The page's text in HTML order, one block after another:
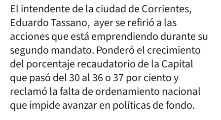
El intendente de la ciudad de Corrientes,
Eduardo Tassano, ayer se refirió a las
acciones que está emprendiendo durante su
segundo mandato. Ponderó el crecimiento
del porcentaje recaudatorio de la Capital
que pasó del 30 al 36 o 37 por ciento y
reclamó la falta de ordenamiento nacional
que impide avanzar en políticas de fondo.